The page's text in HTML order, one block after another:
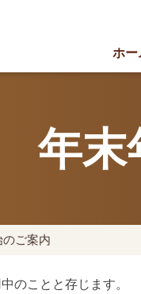
借地権に強い
ホー
年末
のご案内
のことと存じます。